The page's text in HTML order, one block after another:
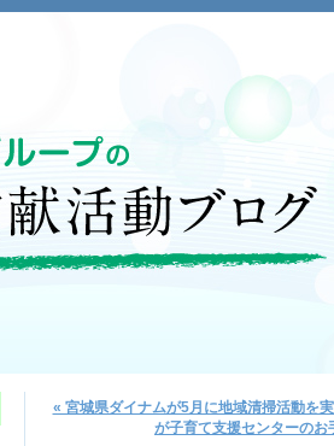
« 宮城県ダイナムが5月に地域清掃活動を
が子育て支援センターのお